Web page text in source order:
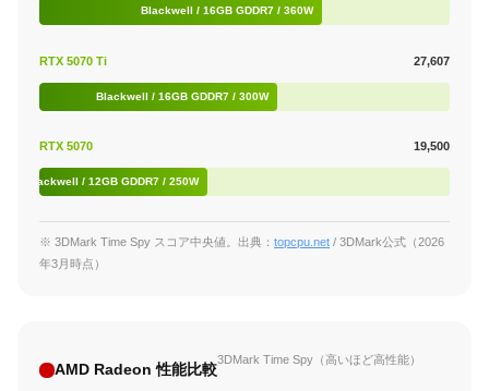
Blackwell / 16GB GDDR7 / 360W
RTX 5070 Ti 27,607
Blackwell / 16GB GDDR7 / 300W
RTX 5070 19,500
Blackwell / 12GB GDDR7 / 250W
※ 3DMark Time Spy スコア中央値。出典： topcpu.net / 3DMark公式（2026
年3月時点）
AMD Radeon 性能比較
3DMark Time Spy（高いほど高性能）